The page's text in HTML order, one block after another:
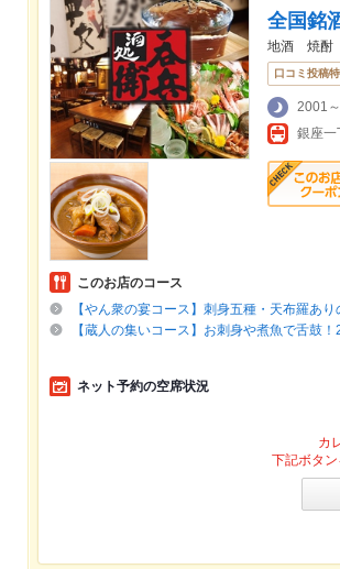
全国銘
地酒 焼
口コミ投稿
2001
銀座一
このお店のコース
【やん衆の宴コース】刺身五種・天布羅あ
【蔵人の集いコース】お刺身や煮魚で舌鼓
ネット予約の空席状況
カ
下記ボタン